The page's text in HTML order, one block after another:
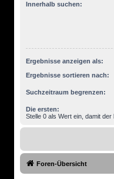
Innerhalb suchen:
Ergebnisse anzeigen als:
Ergebnisse sortieren nach:
Suchzeitraum begrenzen:
Die ersten:
Stelle 0 als Wert ein, damit der
Foren-Übersicht